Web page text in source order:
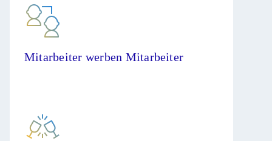
Mitarbeiter werben Mitarbeiter